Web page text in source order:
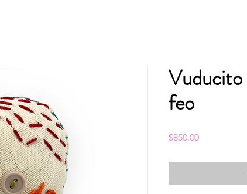
Vuducito
feo
$850.00Price